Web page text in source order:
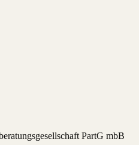
PartG mbB